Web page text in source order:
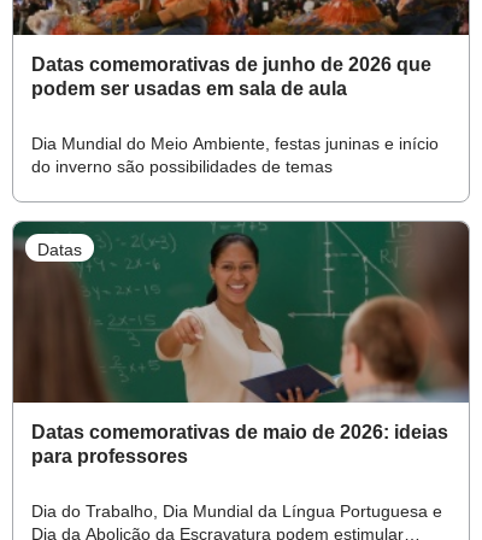
Datas comemorativas de junho de 2026 que
podem ser usadas em sala de aula
Dia Mundial do Meio Ambiente, festas juninas e início
do inverno são possibilidades de temas
Datas
Datas comemorativas de maio de 2026: ideias
para professores
Dia do Trabalho, Dia Mundial da Língua Portuguesa e
Dia da Abolição da Escravatura podem estimular